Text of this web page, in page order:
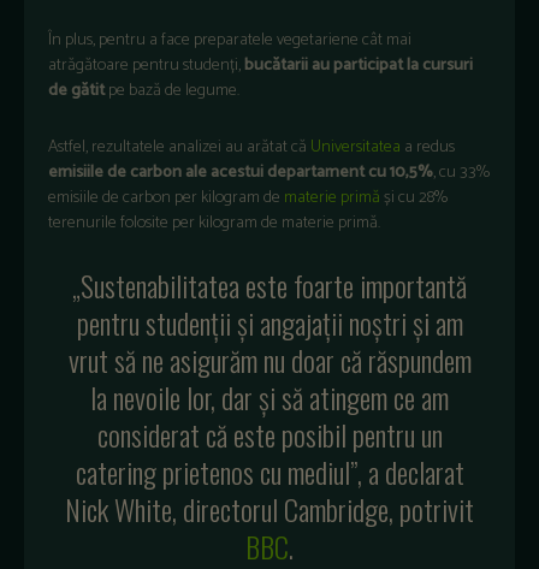
În plus, pentru a face preparatele vegetariene cât mai
atrăgătoare pentru studenți,bucătarii au participat la cursuri
de gătitpe bază de legume.
Astfel, rezultatele analizei au arătat că Universitatea a redus
emisiile de carbon ale acestui departament cu 10,5%, cu 33%
emisiile de carbon per kilogram de materie primăși cu 28%
terenurile folosite per kilogram de materie primă.
„Sustenabilitatea este foarte importantă
pentru studenții și angajații noștri și am
vrut să ne asigurăm nu doar că răspundem
la nevoile lor, dar și să atingem ce am
considerat că este posibil pentru un
catering prietenos cu mediul”, a declarat
Nick White, directorul Cambridge, potrivit
BBC.